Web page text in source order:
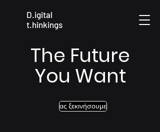
D.igital
t.hinkings
The Future
You Want
ας ξεκινήσουμε